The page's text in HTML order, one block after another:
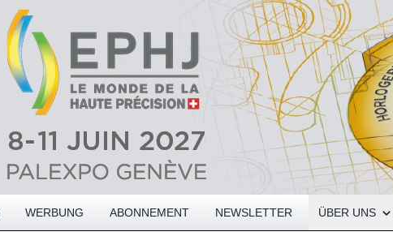
WERBUNG ABONNEMENT NEWSLETTER
ÜBER UNS